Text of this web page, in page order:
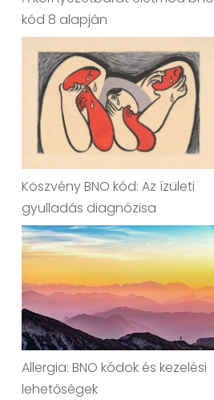
kód 8 alapján
Köszvény BNO kód: Az ízületi
gyulladás diagnózisa
Allergia: BNO kódok és kezelési
lehetőségek